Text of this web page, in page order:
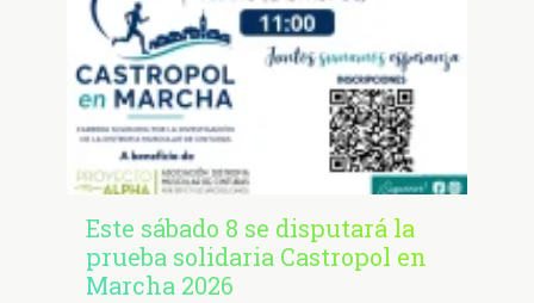
Este sábado 8 se disputará la
prueba solidaria Castropol en
Marcha 2026